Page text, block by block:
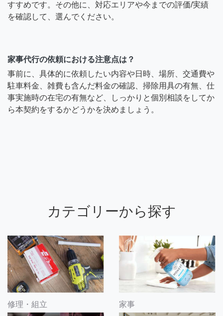
すすめです。その他に、対応エリアや今までの評価/実績
を確認して、選んでください。
家事代行の依頼における注意点は？
事前に、具体的に依頼したい内容や日時、場所、交通費や
駐車料金、雑費も含んだ料金の確認、掃除用具の有無、仕
事実施時の在宅の有無など、しっかりと個別相談をしてか
ら本契約をするかどうかを決めましょう。
カテゴリーから探す
修理・組立 家事